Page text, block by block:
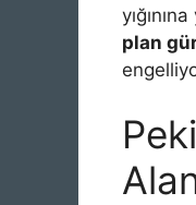
plan